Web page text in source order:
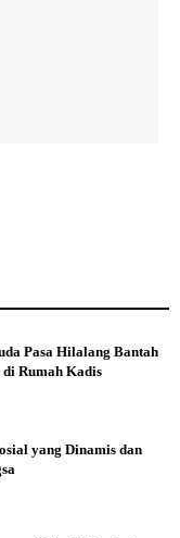
Pasa Hilalang Bantah
di Rumah Kadis
yang Dinamis dan